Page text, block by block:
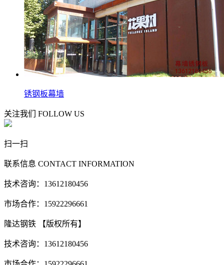
锈钢板幕墙
关注我们 FOLLOW US
扫一扫
联系信息 CONTACT INFORMATION
技术咨询：13612180456
市场合作：15922296661
隆达钢铁 【版权所有】
技术咨询：13612180456